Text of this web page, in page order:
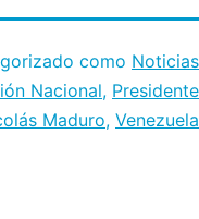
como Noticias
Nacional, Presidente
Maduro, Venezuela